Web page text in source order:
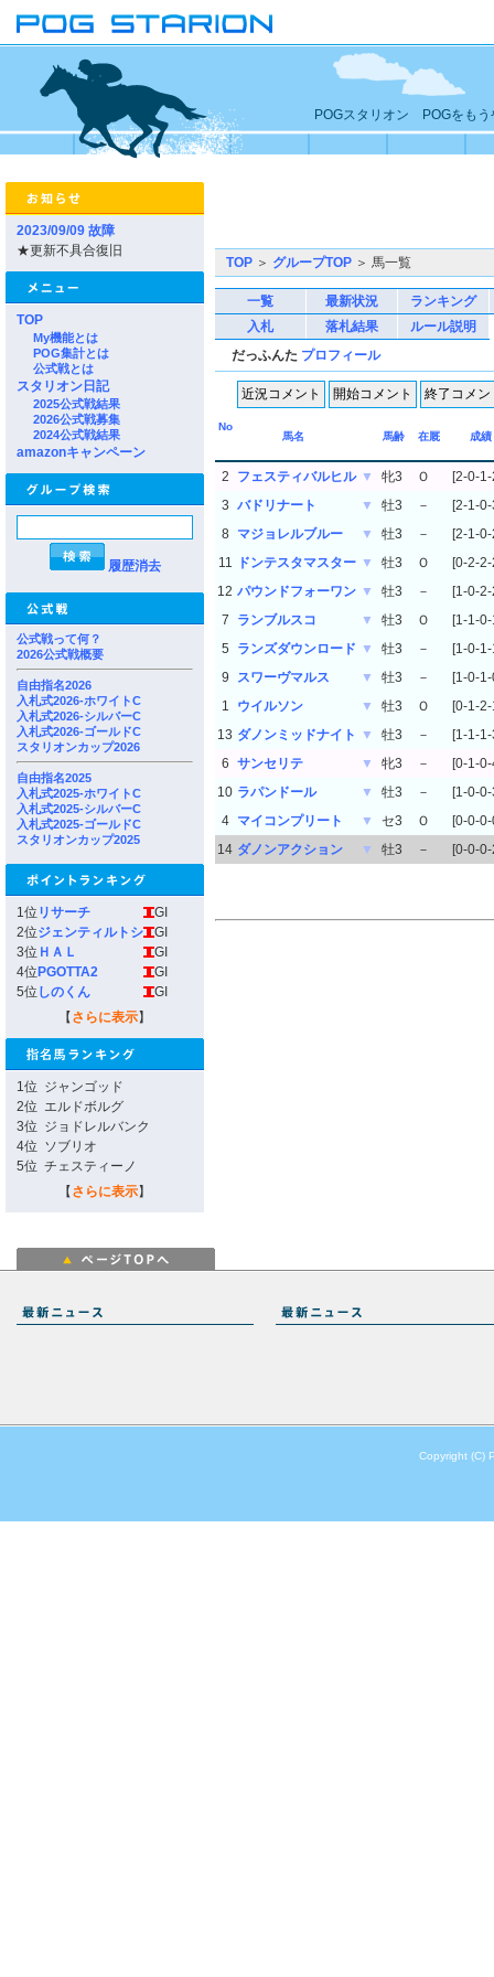
POGスタリオン POGをもう
2023/09/09 故障
★更新不具合復旧
TOP
My機能とは
POG集計とは
公式戦とは
スタリオン日記
2025公式戦結果
2026公式戦募集
2024公式戦結果
amazonキャンペーン
履歴消去
公式戦って何？
2026公式戦概要
自由指名2026
入札式2026-ホワイトC
入札式2026-シルバーC
入札式2026-ゴールドC
スタリオンカップ2026
自由指名2025
入札式2025-ホワイトC
入札式2025-シルバーC
入札式2025-ゴールドC
スタリオンカップ2025
1位 リサーチ
GI
2位ジェンティルトシ
GI
3位 ＨＡＬ
GI
4位 PGOTTA2
GI
5位 しのくん
GI
【 さらに表示】
1位 ジャンゴッド
2位 エルドボルグ
3位 ジョドレルバンク
4位 ソブリオ
5位 チェスティーノ
【 さらに表示】
TOP ＞ グループTOP ＞ 馬一覧
一覧 最新状況
ランキング
入札
落札結果
ルール説明
だっふんた プロフィール
No
馬名
馬齢 在厩 成績
2 フェスティバルヒル ▼ 牝3 Ｏ
[2-0-
3 バドリナート ▼ 牡3 －
[2-1-
8
マジョレルブルー ▼ 牡3 －
[2-1-
11
ドンテスタマスター ▼ 牡3 Ｏ
[0-2-
12 パウンドフォーワン ▼ 牡3 －
[1-0-
7
ランブルスコ ▼ 牡3 Ｏ
[1-1-
5
ランズダウンロード ▼ 牡3 －
[1-0-
9
スワーヴマルス ▼ 牡3 －
[1-0-
1
ウイルソン ▼ 牡3 Ｏ
[0-1-
13 ダノンミッドナイト ▼ 牡3 －
[1-1-
6 サンセリテ ▼ 牝3 －
[0-1-
10 ラパンドール ▼ 牡3 －
[1-0-
4
マイコンプリート ▼ セ3 Ｏ
[0-0-
14 ダノンアクション ▼ 牡3 － [0-0-
Copyright (C)